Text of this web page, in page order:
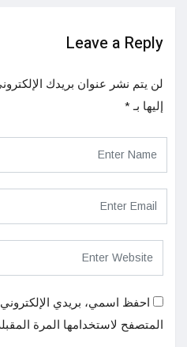
Leave a Reply
لن يتم نشر عنوان بريدك
إليها بـ *
احفظ اسمي، بريدي
المتصفح لاستخدامها المرة